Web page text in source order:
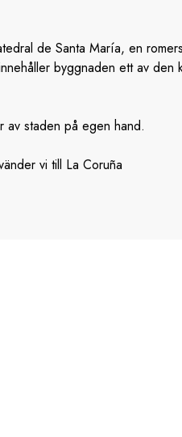
de Santa María, en
byggnaden ett av den
av staden på egen hand.
vi till La Coruña